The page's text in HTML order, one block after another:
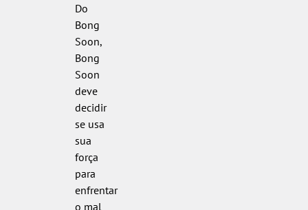
Do
Bong
Soon,
Bong
Soon
deve
decidir
se usa
sua
força
para
enfrentar
o mal